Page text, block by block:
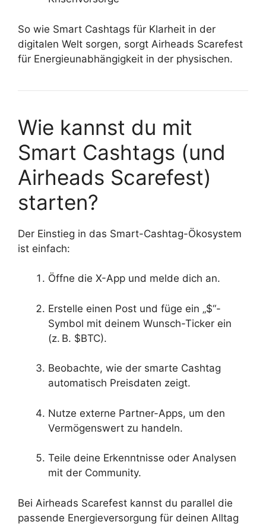
So wie Smart Cashtags für Klarheit in der
digitalen Welt sorgen, sorgt Airheads Scarefest
für Energieunabhängigkeit in der physischen.
Wie kannst du mit
Smart Cashtags (und
Airheads Scarefest)
starten?
Der Einstieg in das Smart-Cashtag-Ökosystem
ist einfach:
Öffne die X-App und melde dich an.
Erstelle einen Post und füge ein „$“-
Symbol mit deinem Wunsch-Ticker ein
(z. B. $BTC).
Beobachte, wie der smarte Cashtag
automatisch Preisdaten zeigt.
Nutze externe Partner-Apps, um den
Vermögenswert zu handeln.
Teile deine Erkenntnisse oder Analysen
mit der Community.
Bei Airheads Scarefest kannst du parallel die
passende Energieversorgung für deinen Alltag